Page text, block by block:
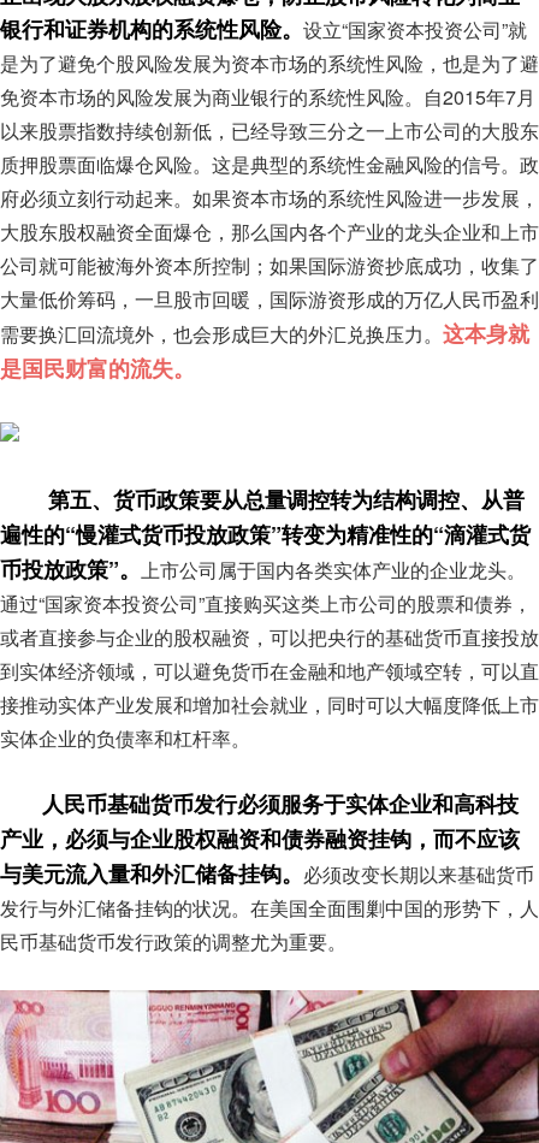
银行和证券机构的系统性风险。 设立“国家资本投资公司”就
是为了避免个股风险发展为资本市场的系统性风险，也是为了避
免资本市场的风险发展为商业银行的系统性风险。自2015年7月
以来股票指数持续创新低，已经导致三分之一上市公司的大股东
质押股票面临爆仓风险。这是典型的系统性金融风险的信号。政
府必须立刻行动起来。如果资本市场的系统性风险进一步发展，
大股东股权融资全面爆仓，那么国内各个产业的龙头企业和上市
公司就可能被海外资本所控制；如果国际游资抄底成功，收集了
大量低价筹码，一旦股市回暖，国际游资形成的万亿人民币盈利
需要换汇回流境外，也会形成巨大的外汇兑换压力。 这本身就
是国民财富的流失。
第五、货币政策要从总量调控转为结构调控、从普
遍性的“慢灌式货币投放政策”转变为精准性的“滴灌式货
币投放政策”。 上市公司属于国内各类实体产业的企业龙头。
通过“国家资本投资公司”直接购买这类上市公司的股票和债券，
或者直接参与企业的股权融资，可以把央行的基础货币直接投放
到实体经济领域，可以避免货币在金融和地产领域空转，可以直
接推动实体产业发展和增加社会就业，同时可以大幅度降低上市
实体企业的负债率和杠杆率。
人民币基础货币发行必须服务于实体企业和高科技
产业，必须与企业股权融资和债券融资挂钩，而不应该
与美元流入量和外汇储备挂钩。 必须改变长期以来基础货币
发行与外汇储备挂钩的状况。在美国全面围剿中国的形势下，人
民币基础货币发行政策的调整尤为重要。